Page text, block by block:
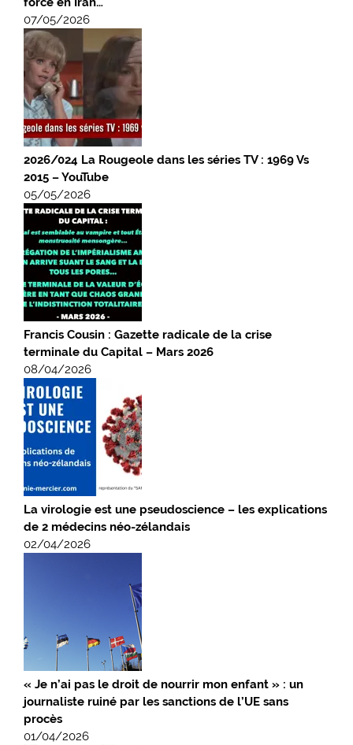
07/05/2026
2026/024 La Rougeole dans les séries TV : 1969 Vs
2015 – YouTube
05/05/2026
Francis Cousin : Gazette radicale de la crise
terminale du Capital – Mars 2026
08/04/2026
La virologie est une pseudoscience – les explications
de 2 médecins néo-zélandais
02/04/2026
« Je n’ai pas le droit de nourrir mon enfant » : un
journaliste ruiné par les sanctions de l’UE sans
procès
01/04/2026